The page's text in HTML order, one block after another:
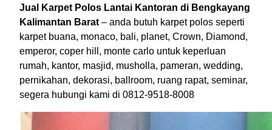
Jual Karpet Polos Lantai Kantoran di Bengkayang
Kalimantan Barat – anda butuh karpet polos seperti
karpet buana, monaco, bali, planet, Crown, Diamond,
emperor, coper hill, monte carlo untuk keperluan
rumah, kantor, masjid, musholla, pameran, wedding,
pernikahan, dekorasi, ballroom, ruang rapat, seminar,
segera hubungi kami di 0812-9518-8008